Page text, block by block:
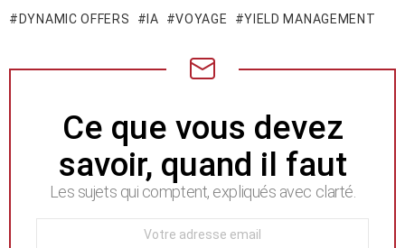
DYNAMIC OFFERS IA VOYAGE YIELD MANAGEMENT
NEWSLETTER
Ce que vous devez
savoir, quand il faut
Les sujets qui comptent, expliqués avec clarté.